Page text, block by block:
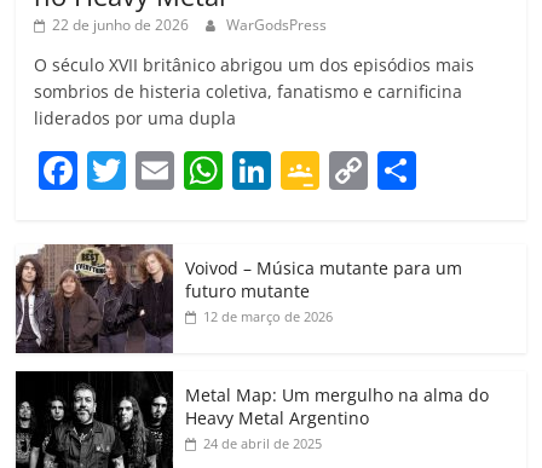
22 de junho de 2026 WarGodsPress
O século XVII britânico abrigou um dos episódios mais
sombrios de histeria coletiva, fanatismo e carnificina
liderados por uma dupla
F
c
e
b
o
o
k
T
itt
er
E
ai
W
at
s
A
p
Li
k
e
dI
G
gl
e
a
ss
C
y
k
p
h
Voivod – Música mutante para um
futuro mutante
12 de março de 2026
Metal Map: Um mergulho na alma do
Heavy Metal Argentino
24 de abril de 2025